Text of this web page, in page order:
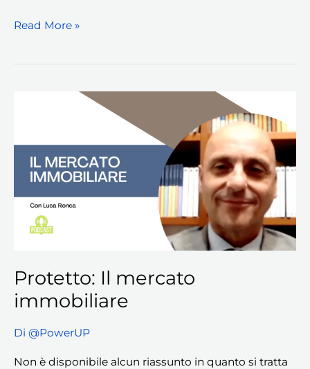
Read More »
Protetto: Il mercato
immobiliare
Di @PowerUP
Non è disponibile alcun riassunto in quanto si tratta
immobiliare